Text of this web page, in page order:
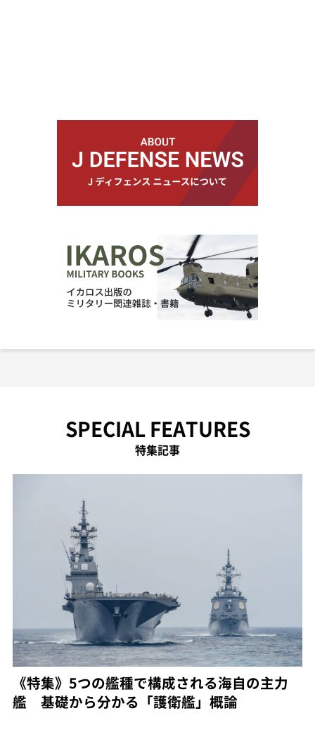
SPECIAL FEATURES
特集記事
《特集》5つの艦種で構成される海自の主力
艦 基礎から分かる「護衛艦」概論